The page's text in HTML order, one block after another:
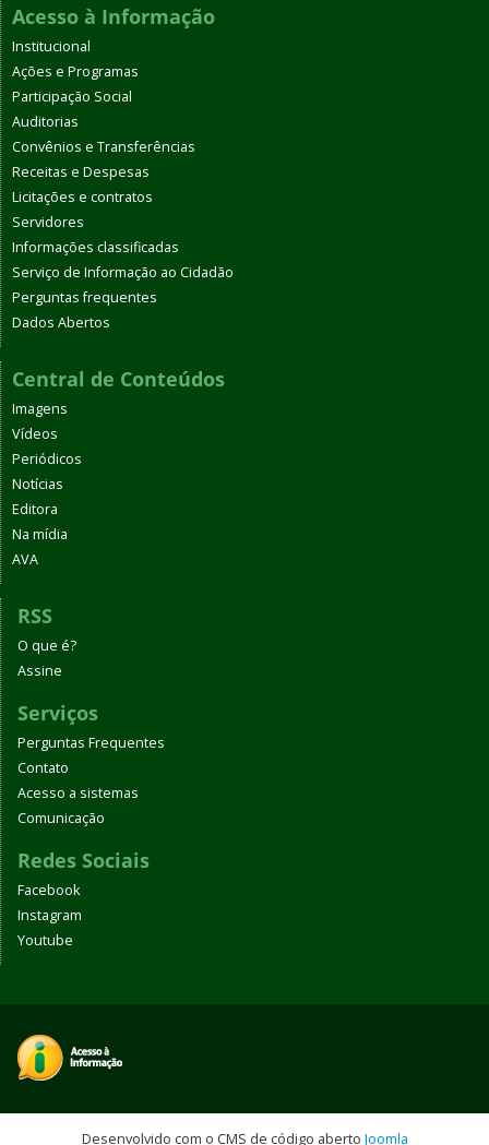
Acesso à Informação
Institucional
Ações e Programas
Participação Social
Auditorias
Convênios e Transferências
Receitas e Despesas
Licitações e contratos
Servidores
Informações classificadas
Serviço de Informação ao Cidadão
Perguntas frequentes
Dados Abertos
Central de Conteúdos
Imagens
Vídeos
Periódicos
Notícias
Editora
Na mídia
AVA
RSS
O que é?
Assine
Serviços
Perguntas Frequentes
Contato
Acesso a sistemas
Comunicação
Redes Sociais
Facebook
Instagram
Youtube
Desenvolvido com o CMS de código aberto Joomla